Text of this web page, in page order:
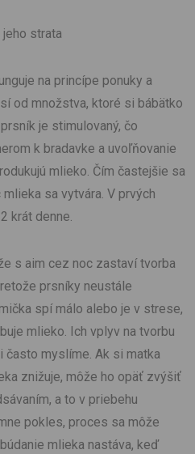
strata
na princípe ponuky a
od množstva, ktoré si bábätko
je stimulovaný, čo
k bradavke a uvoľňovanie
mlieko. Čím častejšie sa
sa vytvára. V prvých
krát denne.
s aim cez noc zastaví tvorba
prsníky neustále
spí málo alebo je v strese,
mlieko. Ich vplyv na tvorbu
často myslíme. Ak si matka
znižuje, môže ho opäť zvýšiť
a to v priebehu
pokles, proces sa môže
mlieka nastáva, keď